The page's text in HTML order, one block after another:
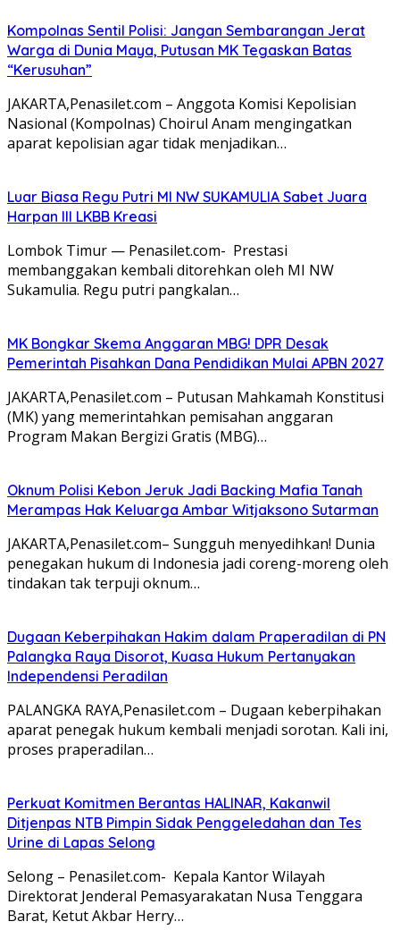
Kompolnas Sentil Polisi: Jangan Sembarangan Jerat
Warga di Dunia Maya, Putusan MK Tegaskan Batas
“Kerusuhan”
JAKARTA,Penasilet.com – Anggota Komisi Kepolisian
Nasional (Kompolnas) Choirul Anam mengingatkan
aparat kepolisian agar tidak menjadikan…
Luar Biasa Regu Putri MI NW SUKAMULIA Sabet Juara
Harpan III LKBB Kreasi
Lombok Timur — Penasilet.com- Prestasi
membanggakan kembali ditorehkan oleh MI NW
Sukamulia. Regu putri pangkalan…
MK Bongkar Skema Anggaran MBG! DPR Desak
Pemerintah Pisahkan Dana Pendidikan Mulai APBN 2027
JAKARTA,Penasilet.com – Putusan Mahkamah Konstitusi
(MK) yang memerintahkan pemisahan anggaran
Program Makan Bergizi Gratis (MBG)…
Oknum Polisi Kebon Jeruk Jadi Backing Mafia Tanah
Merampas Hak Keluarga Ambar Witjaksono Sutarman
JAKARTA,Penasilet.com– Sungguh menyedihkan! Dunia
penegakan hukum di Indonesia jadi coreng-moreng oleh
tindakan tak terpuji oknum…
Dugaan Keberpihakan Hakim dalam Praperadilan di PN
Palangka Raya Disorot, Kuasa Hukum Pertanyakan
Independensi Peradilan
PALANGKA RAYA,Penasilet.com – Dugaan keberpihakan
aparat penegak hukum kembali menjadi sorotan. Kali ini,
proses praperadilan…
Perkuat Komitmen Berantas HALINAR, Kakanwil
Ditjenpas NTB Pimpin Sidak Penggeledahan dan Tes
Urine di Lapas Selong
Selong – Penasilet.com- Kepala Kantor Wilayah
Direktorat Jenderal Pemasyarakatan Nusa Tenggara
Barat, Ketut Akbar Herry…